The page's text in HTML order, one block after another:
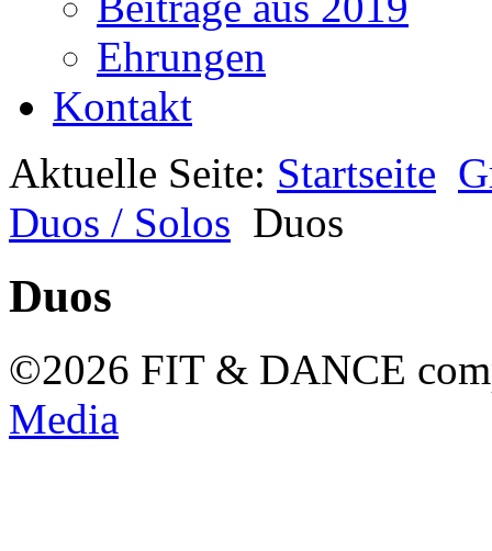
Ehrungen
Kontakt
Aktuelle Seite: Startseite
Duos / Solos Duos
Duos
©2026 FIT & DANCE
Media